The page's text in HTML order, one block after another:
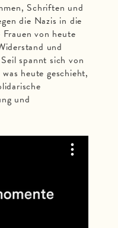
Schriften und
die Nazis in die
von heute
und
spannt sich von
heute geschieht,
und